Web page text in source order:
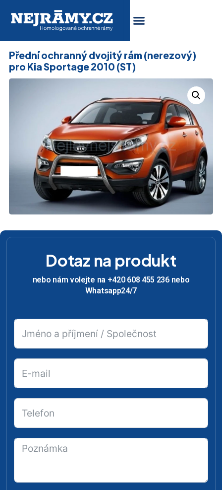
Přední ochranný dvojitý rám (nerezový)
pro Kia Sportage 2010 (ST)
Dotaz na produkt
nebo nám volejte na +420 608 455 236 nebo
Whatsapp24/7